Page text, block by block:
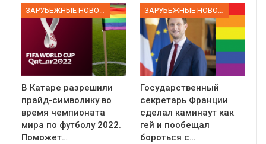
ЗАРУБЕЖНЫЕ НОВОСТИ
В Катаре разрешили
прайд-символику во
время чемпионата
мира по футболу 2022.
Поможет…
ЗАРУБЕЖНЫЕ НОВОСТИ
Государственный
секретарь Франции
сделал каминаут как
гей и пообещал
бороться с…